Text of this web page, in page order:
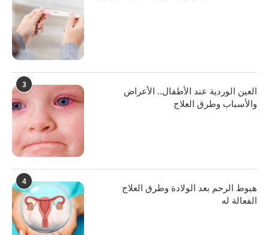
3
العين الوردية عند الأطفال.. الأعراض
والأسباب وطرق العلاج
4
هبوط الرحم بعد الولادة وطرق العلاج
الفعالة له